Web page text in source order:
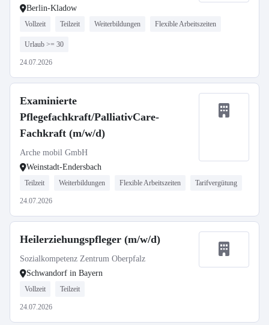
Berlin-Kladow
Vollzeit Teilzeit Weiterbildungen Flexible Arbeitszeiten
Urlaub >= 30
24.07.2026
Examinierte
Pflegefachkraft/PalliativCare-
Fachkraft (m/w/d)
Arche mobil GmbH
Weinstadt-Endersbach
Teilzeit Weiterbildungen Flexible Arbeitszeiten Tarifvergütung
24.07.2026
Heilerziehungspfleger (m/w/d)
Sozialkompetenz Zentrum Oberpfalz
Schwandorf in Bayern
Vollzeit Teilzeit
24.07.2026